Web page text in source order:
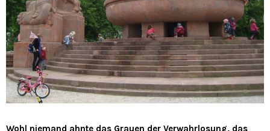
Wohl niemand ahnte das Grauen der Verwahrlosung, das